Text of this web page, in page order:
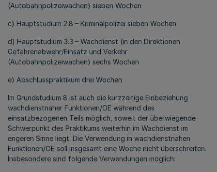
(Autobahnpolizeiwachen) sieben Wochen
c) Hauptstudium 2.8 – Kriminalpolizei sieben Wochen
d) Hauptstudium 3.3 – Wachdienst (in den Direktionen
Gefahrenabwehr/Einsatz und Verkehr
(Autobahnpolizeiwachen) sechs Wochen
e) Abschlusspraktikum drei Wochen
Im Grundstudium 8 ist auch die kurzzeitige Einbeziehung
wachdienstnaher Funktionen/OE während des
einsatzbezogenen Teils möglich, soweit der überwiegende
Schwerpunkt des Praktikums weiterhin im Wachdienst im
engeren Sinne liegt. Die Verwendung in wachdienstnahen
Funktionen/OE soll insgesamt eine Woche nicht überschreiten.
Insbesondere sind folgende Verwendungen möglich: